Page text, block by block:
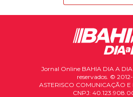
Jornal Online BAHIA DIA A DIA
reservados. ©
ASTERISCO COMUNICAÇÃO E
CNPJ: